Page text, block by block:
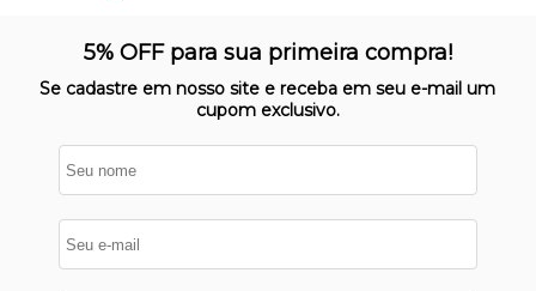
Nosso site opera em ambiente
protegido
5% OFF para sua primeira compra!
Se cadastre em nosso site e receba em seu e-mail um
cupom exclusivo.